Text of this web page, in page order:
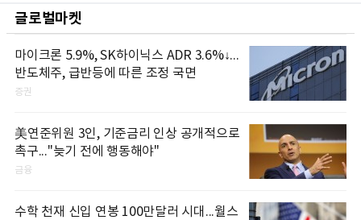
글로벌마켓
마이크론 5.9%, SK하이닉스 ADR 3.6%↓...
반도체주, 급반등에 따른 조정 국면
증권
美연준위원 3인, 기준금리 인상 공개적으로
촉구..."늦기 전에 행동해야"
금융
수학 천재 신입 연봉 100만달러 시대...월스